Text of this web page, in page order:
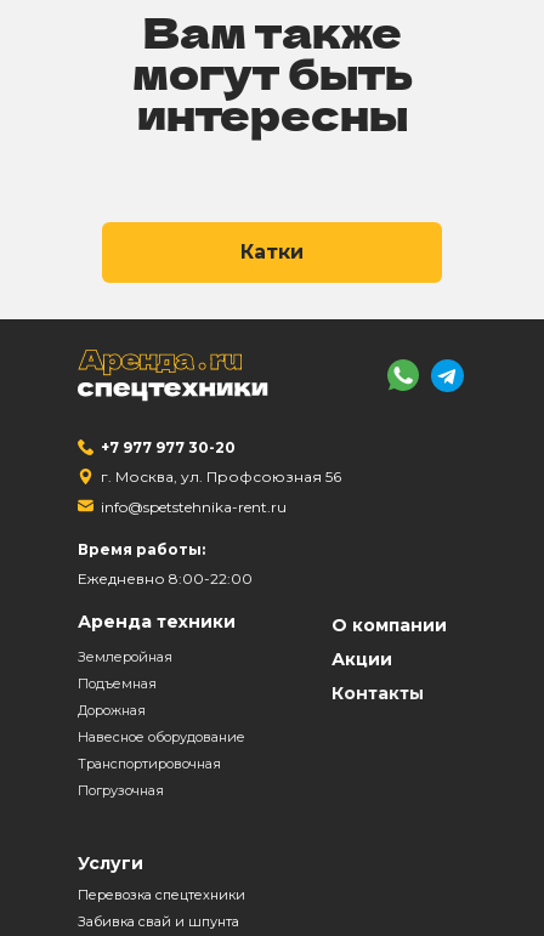
Вам также
могут быть
интересны
Катки
Услуги
О компании
Акции
Контакты
Аренда техники
Землеройная
Подъемная
Дорожная
Навесное оборудование
Транспортировочная
Погрузочная
Перевозка спецтехники
Забивка свай и шпунта
+7 977 977 30-20
г. Москва, ул. Профсоюзная 56
info@spetstehnika-rent.ru
Время работы:
Ежедневно 8:00-22:00